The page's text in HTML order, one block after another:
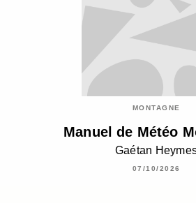
MONTAGNE
Manuel de Météo
Gaétan
07/10/2026